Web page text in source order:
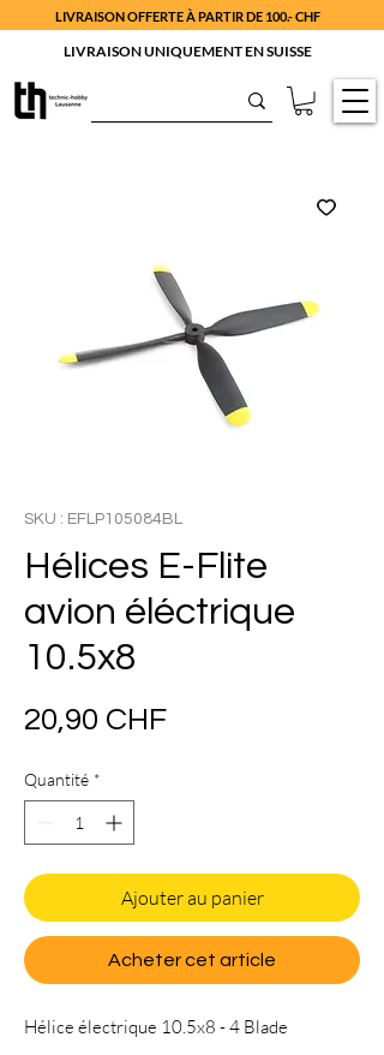
LIVRAISON OFFERTE À PARTIR DE 100.- CHF
LIVRAISON UNIQUEMENT EN SUISSE
SKU : EFLP105084BL
Hélices E-Flite
avion éléctrique
10.5x8
20,90 CHFPrix
Quantité *
Ajouter au panier
Acheter cet article
Hélice électrique 10.5x8 - 4 Blade